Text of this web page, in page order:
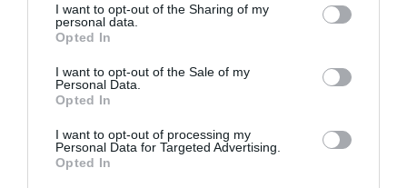
not limited to your visit or usage behaviour. You may click to
grant or deny consent to Google and its third-party tags to
use your data for below specified purposes in below Google
consent section.
I want to opt-out of the Sharing of my
personal data.
Opted In
I want to opt-out of the Sale of my
Personal Data.
Opted In
I want to opt-out of processing my
Personal Data for Targeted Advertising.
Opted In